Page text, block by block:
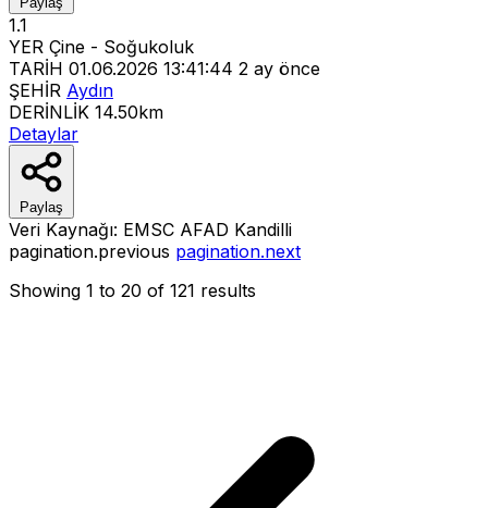
1.1
YER Çine - Soğukoluk
TARİH 01.06.2026 13:41:44 2 ay önce
ŞEHİR Aydın
DERİNLİK 14.50km
Detaylar
Paylaş
Veri Kaynağı: EMSC AFAD Kandilli
pagination.previous pagination.next
Showing 1 to 20 of 121 results